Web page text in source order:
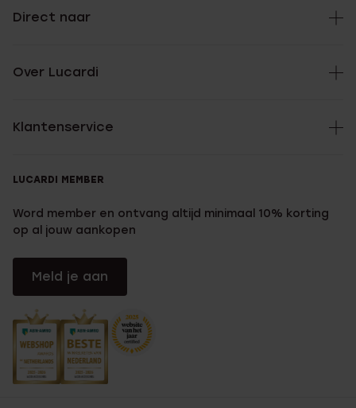
Direct naar
Over Lucardi
Klantenservice
LUCARDI MEMBER
Word member en ontvang altijd minimaal 10% korting
op al jouw aankopen
Meld je aan